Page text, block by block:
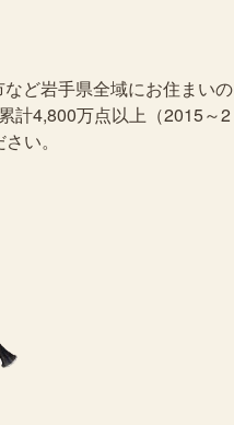
ど岩手県全域にお住まいの
計4,800万点以上（2015～2
い。